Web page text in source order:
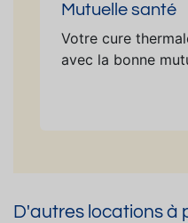
Mutuelle santé
Votre cure
avec la bonne
D'autres locations à